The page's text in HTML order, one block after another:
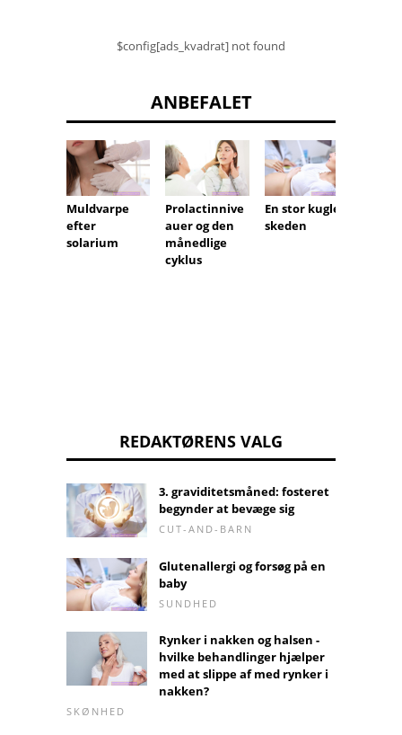
$config[ads_kvadrat] not found
ANBEFALET
Muldvarpe
efter
solarium
Prolactinnive
auer og den
månedlige
cyklus
En stor kugle i
skeden
REDAKTØRENS VALG
3. graviditetsmåned: fosteret
begynder at bevæge sig
CUT-AND-BARN
Glutenallergi og forsøg på en
baby
SUNDHED
Rynker i nakken og halsen -
hvilke behandlinger hjælper
med at slippe af med rynker i
nakken?
SKØNHED